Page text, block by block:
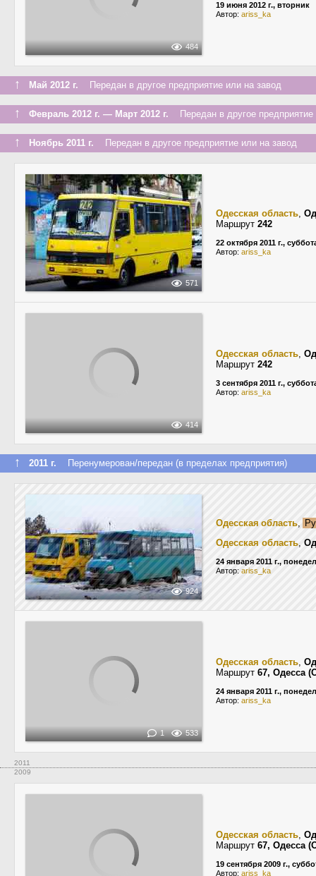
484
19 июня 2012 г., вторник
Автор: ariss_ka
↑ Май 2012 г. Передан в другое предприятие или на завод
↑ Февраль 2012 г. — Март 2012 г. Передан в другое предприятие
↑ Ноябрь 2011 г. Передан в другое предприятие или на завод
571
Одесская область,
Маршрут 242
22 октября 2011 г.,
Автор: ariss_ka
414
Одесская область,
Маршрут 242
3 сентября 2011 г.,
Автор: ariss_ka
↑ 2011 г. Перенумерован/передан (в пределах предприятия)
924
Одесская область,
Одесская область,
24 января 2011 г.,
Автор: ariss_ka
1 533
Одесская область,
Маршрут 67, Одесса
24 января 2011 г.,
Автор: ariss_ka
2011
2009
Одесская область,
Маршрут 67, Одесса
19 сентября 2009 г.,
Автор: ariss_ka